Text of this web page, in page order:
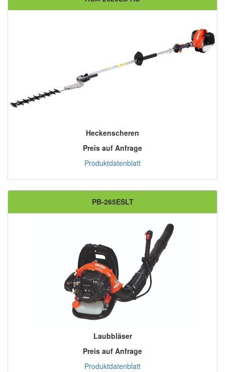
Heckenscheren
Preis auf Anfrage
Produktdatenblatt
PB-265ESLT
Laubbläser
Preis auf Anfrage
Produktdatenblatt